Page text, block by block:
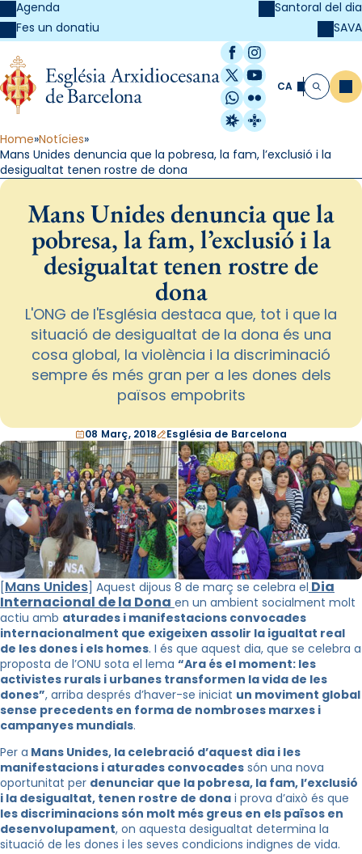
Agenda
Fes un donatiu
Santoral del dia
SAVA
Facebook
Instagram
X / Twitter
YouTube
WhatsApp
Flickr
Radio Estel
Catalunya
CA Cerca
Home Notícies
Mans Unides denuncia que la pobresa, la fam, l’exclusió i la
desigualtat tenen rostre de dona
Mans Unides denuncia que la
pobresa, la fam, l’exclusió i la
desigualtat tenen rostre de
dona
L'ONG de l'Església destaca que, tot i que la
situació de desigualtat de la dona és una
cosa global, la violència i la discriminació
sempre és més gran per a les dones dels
països empobrits
08 Març, 2018 Església de Barcelona
[Mans Unides] Aquest dijous 8 de març se celebra el Dia
Internacional de la Dona en un ambient socialment molt
actiu amb aturades i manifestacions convocades
internacionalment que exigeixen assolir la igualtat real
de les dones i els homes. I és que aquest dia, que se celebra a
proposta de l’ONU sota el lema “Ara és el moment: les
activistes rurals i urbanes transformen la vida de les
dones”, arriba després d’haver-se iniciat un moviment global
sense precedents en forma de nombroses marxes i
campanyes mundials.
Per a Mans Unides, la celebració d’aquest dia i les
manifestacions i aturades convocades són una nova
oportunitat per denunciar que la pobresa, la fam, l’exclusió
i la desigualtat, tenen rostre de dona i prova d’això és que
les discriminacions són molt més greus en els països en
desenvolupament, on aquesta desigualtat determina la
situació de les dones i les seves condicions indignes de vida.